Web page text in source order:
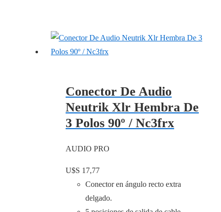
Conector De Audio
Neutrik Xlr Hembra De
3 Polos 90º / Nc3frx
AUDIO PRO
U$S 17,77
Conector en ángulo recto extra
delgado.